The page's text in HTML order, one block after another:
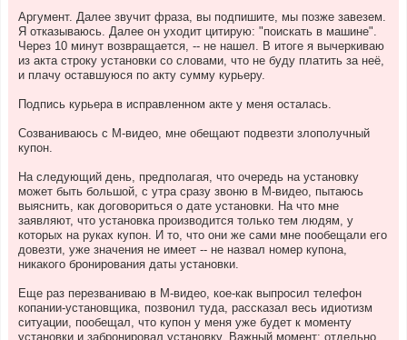
Аргумент. Далее звучит фраза, вы подпишите, мы позже завезем.
Я отказываюсь. Далее он уходит цитирую: "поискать в машине".
Через 10 минут возвращается, -- не нашел. В итоге я вычеркиваю
из акта строку установки со словами, что не буду платить за неё,
и плачу оставшуюся по акту сумму курьеру.
Подпись курьера в исправленном акте у меня осталась.
Созваниваюсь с М-видео, мне обещают подвезти злополучный
купон.
На следующий день, предполагая, что очередь на установку
может быть большой, с утра сразу звоню в М-видео, пытаюсь
выяснить, как договориться о дате установки. На что мне
заявляют, что установка производится только тем людям, у
которых на руках купон. И то, что они же сами мне пообещали его
довезти, уже значения не имеет -- не назвал номер купона,
никакого бронирования даты установки.
Еще раз перезваниваю в М-видео, кое-как выпросил телефон
копании-установщика, позвонил туда, рассказал весь идиотизм
ситуации, пообещал, что купон у меня уже будет к моменту
установки и забронировал установку. Важный момент: отдельно